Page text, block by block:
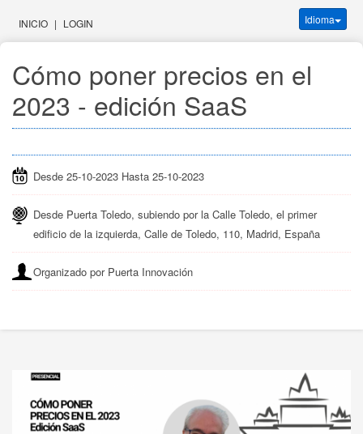
INICIO | LOGIN Idioma
Cómo poner precios en el
2023 - edición SaaS
Desde 25-10-2023 Hasta 25-10-2023
Desde Puerta Toledo, subiendo por la Calle Toledo, el primer
edificio de la izquierda, Calle de Toledo, 110, Madrid, España
Organizado por Puerta Innovación